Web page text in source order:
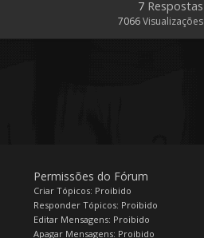
7 Respostas
7066Visualizações
Permissões do Fórum
Criar Tópicos: Proibido
Responder Tópicos: Proibido
Editar Mensagens: Proibido
Apagar Mensagens: Proibido